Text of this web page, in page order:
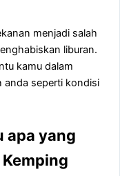
menjadi salah
liburan.
kamu dalam
anda seperti kondisi
apa yang